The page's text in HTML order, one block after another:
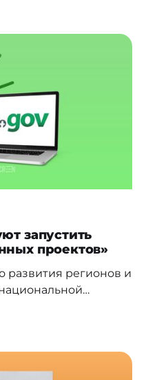
временно
большое
отдельные сервисы,
единого шлюза
который
запустить
проектов»
развития регионов и
Министр
и